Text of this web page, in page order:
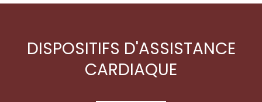
DISPOSITIFS D'ASSISTANCE
CARDIAQUE